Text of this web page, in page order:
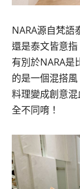
NARA源自梵語
還是泰文皆意指
有別於NARA是
的是一個混搭
料理變成創意
全不同唷！